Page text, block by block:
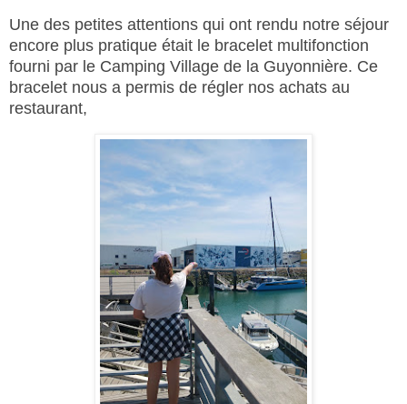
Une des petites attentions qui ont rendu notre séjour
encore plus pratique était le bracelet multifonction
fourni par le Camping Village de la Guyonnière. Ce
bracelet nous a permis de régler nos achats au
restaurant,